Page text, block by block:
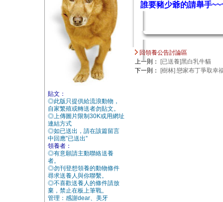
貼文：
◎此版只提供給流浪動物，
自家繁殖或轉送者勿貼文。
◎上傳圖片限制30K或用網址
連結方式
◎如已送出，請在該篇留言
中回應”已送出”
領養者：
◎有意願請主動聯絡送養
者。
◎勿刊登想領養的動物條件
尋求送養人與你聯繫。
◎不喜歡送養人的條件請放
棄，禁止在板上筆戰。
管理：感謝dear、美牙
誰要豬少爺的請舉手
回領養公告討論區
上一則：
[已送養]黑白乳牛貓
下一則：
[樹林] 戀家布丁爭取幸